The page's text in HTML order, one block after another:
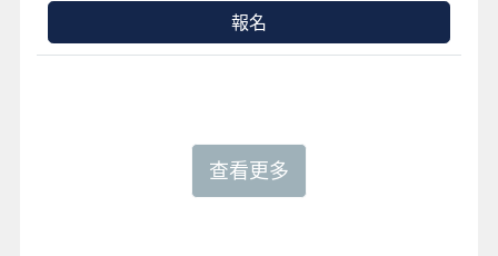
報名
查看更多